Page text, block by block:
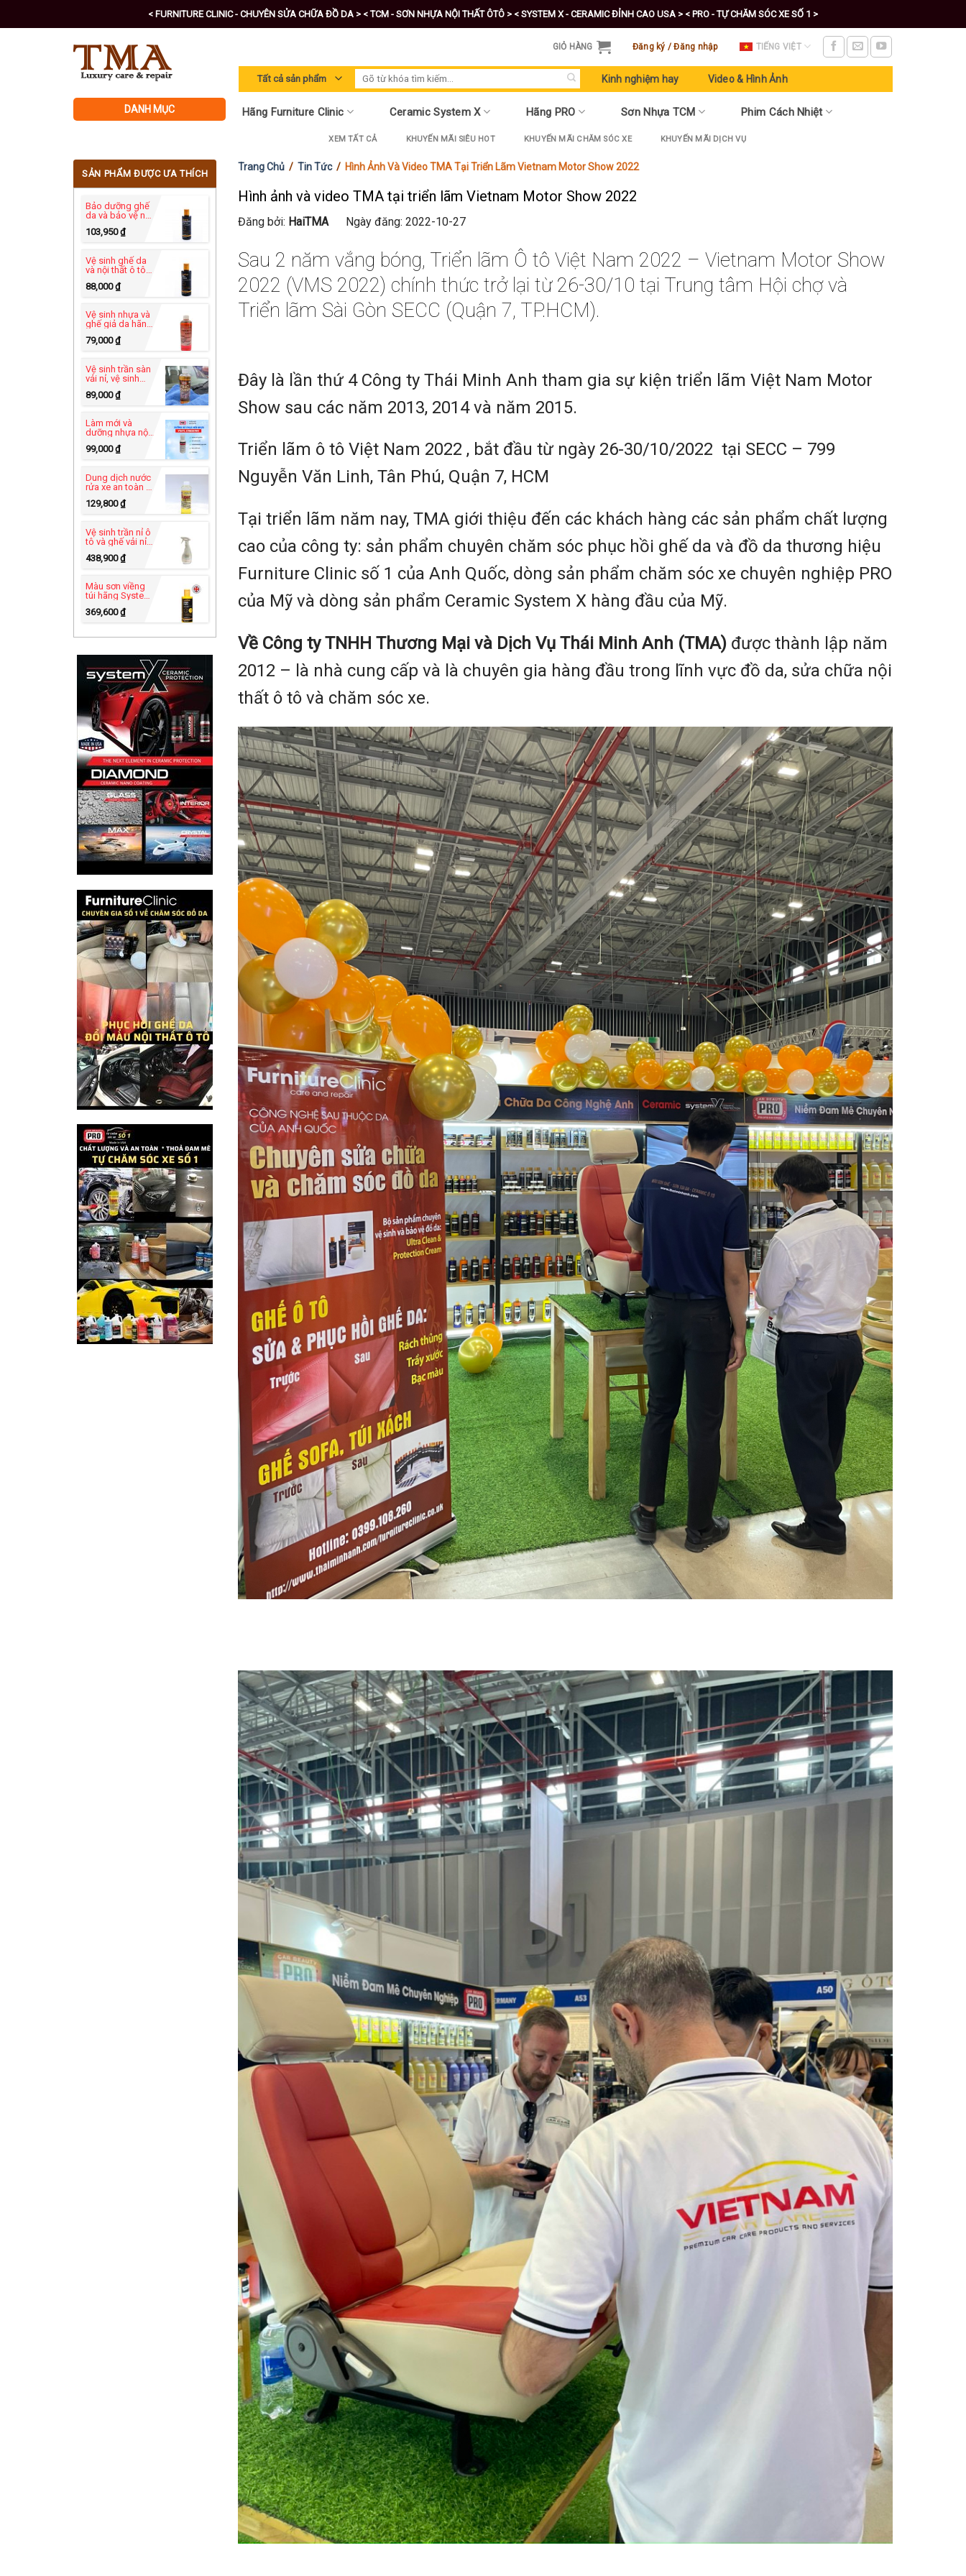
to
< FURNITURE CLINIC - CHUYÊN SỬA CHỮA ĐỒ DA > < TCM - SƠN NHỰA NỘI THẤT ÔTÔ > < SYSTEM X - CERAMIC ĐỈNH CAO USA > < PRO - TỰ CHĂM SÓC XE SỐ 1 >
GIỎ HÀNG Đăng ký / Đăng nhập TIẾNG VIỆT
Tìm
kiếm:
Kinh nghiệm hay Video & Hình Ảnh
DANH MỤC Hãng Furniture Clinic Ceramic System X Hãng PRO Sơn Nhựa TCM Phim Cách Nhiệt
XEM TẤT CẢ KHUYẾN MÃI SIÊU HOT KHUYẾN MÃI CHĂM SÓC XE KHUYẾN MÃI DỊCH VỤ
SẢN PHẨM ĐƯỢC ƯA THÍCH
Bảo dưỡng ghế
da và bảo vệ nội
thất ô tô -
Leather
Protection
103,950₫
Vệ sinh ghế da
và nội thất ô tô
Clinic - Leather
Ultra Clean
88,000₫
Vệ sinh nhựa và
ghế giả da hãng
PRO USA -
Heavy Duty C-49
79,000₫
Vệ sinh trần sàn
vải nỉ, vệ sinh
Xtract Power™ C-
83
89,000₫
Làm mới và
dưỡng nhựa nội
thất - Vinyl
Dressing UB-82
99,000₫
Dung dịch nước
rửa xe an toàn -
C-60 tự rửa xe tại
nhà
129,800₫
Vệ sinh trần nỉ ô
tô và ghế vải nỉ
Clinic - Carpet
Cleaner 500ml
438,900₫
Màu sơn viềng
túi hãng System
X - Leather Edge
Paint 125ml
369,600₫
Trang Chủ /Tin Tức/ Hình Ảnh Và Video TMA Tại Triển Lãm Vietnam Motor Show 2022
Hình ảnh và video TMA tại triển lãm Vietnam Motor Show 2022
Đăng bởi: HaiTMA Ngày đăng: 2022-10-27
Sau 2 năm vắng bóng, Triển lãm Ô tô Việt Nam 2022 – Vietnam Motor Show
2022 (VMS 2022) chính thức trở lại từ 26-30/10 tại Trung tâm Hội chợ và
Triển lãm Sài Gòn SECC (Quận 7, TP.HCM).
Đây là lần thứ 4 Công ty Thái Minh Anh tham gia sự kiện triển lãm Việt Nam Motor
Show sau các năm 2013, 2014 và năm 2015.
Triển lãm ô tô Việt Nam 2022 , bắt đầu từ ngày 26-30/10/2022 tại SECC – 799
Nguyễn Văn Linh, Tân Phú, Quận 7, HCM
Tại triển lãm năm nay, TMA giới thiệu đến các khách hàng các sản phẩm chất lượng
cao của công ty: sản phẩm chuyên chăm sóc phục hồi ghế da và đồ da thương hiệu
Furniture Clinic số 1 của Anh Quốc, dòng sản phẩm chăm sóc xe chuyên nghiệp PRO
của Mỹ và dòng sản phẩm Ceramic System X hàng đầu của Mỹ.
Về Công ty TNHH Thương Mại và Dịch Vụ Thái Minh Anh (TMA) được thành lập năm
2012 – là nhà cung cấp và là chuyên gia hàng đầu trong lĩnh vực đồ da, sửa chữa nội
thất ô tô và chăm sóc xe.